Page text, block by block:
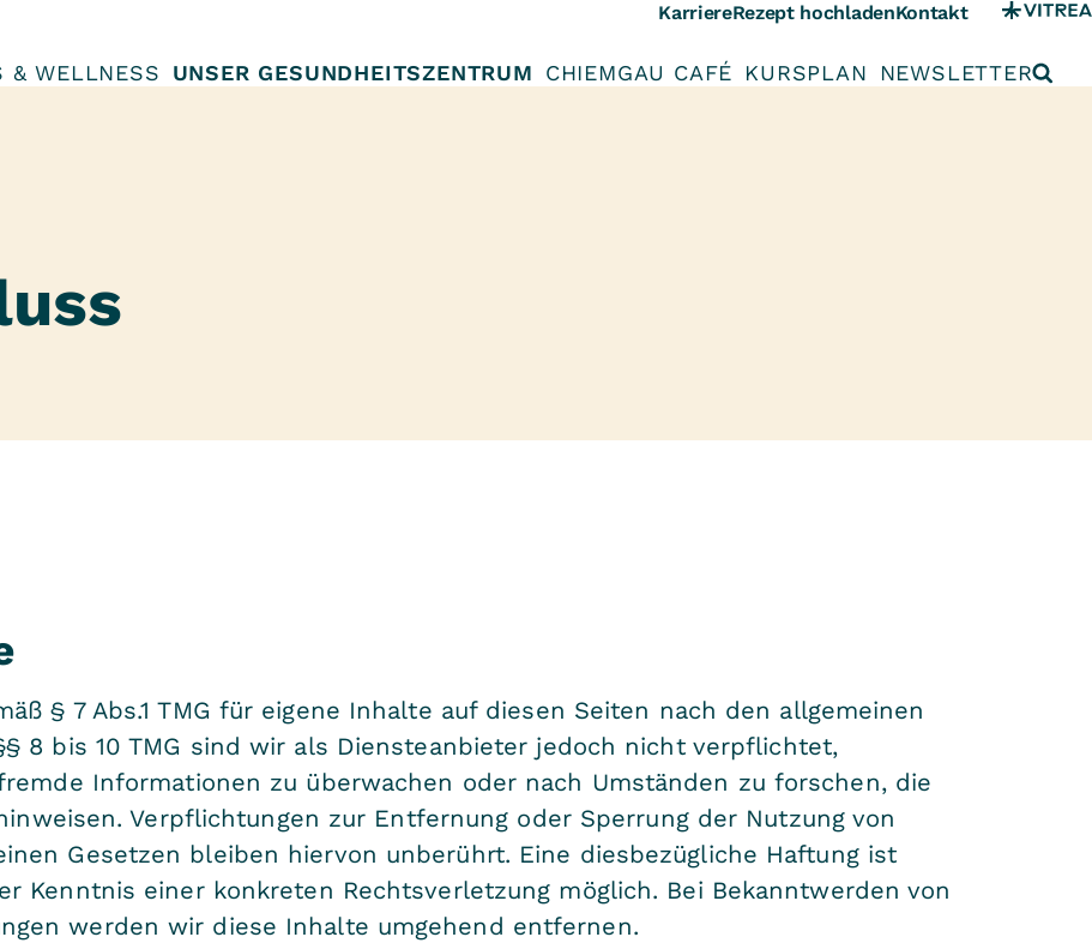
KarriereRezept hochladenKontakt
& WELLNESS UNSER GESUNDHEITSZENTRUM CHIEMGAU CAFÉ KURSPLAN NEWSLETTER
§ 7 Abs.1 TMG für eigene Inhalte auf diesen Seiten nach den allgemeinen
8 bis 10 TMG sind wir als Diensteanbieter jedoch nicht verpflichtet,
Informationen zu überwachen oder nach Umständen zu forschen, die
Verpflichtungen zur Entfernung oder Sperrung der Nutzung von
Gesetzen bleiben hiervon unberührt. Eine diesbezügliche Haftung ist
Kenntnis einer konkreten Rechtsverletzung möglich. Bei Bekanntwerden von
werden wir diese Inhalte umgehend entfernen.